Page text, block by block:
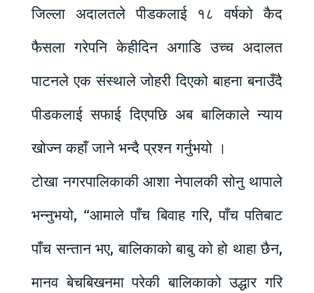
जिल्ला अदालतले पीडकलाई १८ वर्षको कैद
फैसला गरेपनि केहीदिन अगाडि उच्च अदालत
पाटनले एक संस्थाले जोहरी दिएको बाहना बनाउँदै
पीडकलाई सफाई दिएपछि अब बालिकाले न्याय
खोज्न कहाँ जाने भन्दै प्रश्न गर्नुभयो ।
टोखा नगरपालिकाकी आशा नेपालकी सोनु थापाले
भन्नुभयो, “आमाले पाँच बिवाह गरि, पाँच पतिबाट
पाँच सन्तान भए, बालिकाको बाबु को हो थाहा छैन,
मानव बेचबिखनमा परेकी बालिकाको उद्धार गरि